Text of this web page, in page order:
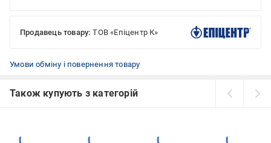
Продавець товару: ТОВ «Епіцентр К»
Умови обміну і повернення товару
Також купують з категорій